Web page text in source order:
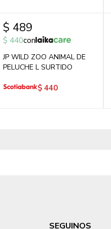
$ 489
$ 440con
JP WILD ZOO ANIMAL DE
PELUCHE L SURTIDO
$ 440
SEGUINOS